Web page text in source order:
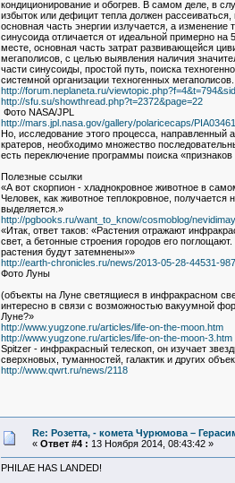
кондиционирование и обогрев. В самом деле, в
избыток или дефицит тепла должен
основная часть энергии излучается, а
синусоида отличается от идеальной примерно
месте, основная часть затрат развивающейся
мегаполисов, с целью выявления наличия
части синусоиды, простой путь, поиска
системной организации техногенных мегаполисов.
http://forum.neplaneta.ru/
http://sfu.su/showthread.php?t=2372&page=22
Фото NASA/JPL
http://mars.jpl.nasa.gov/gallery/polaricecaps/
Но, исследование этого процесса, направленный
кратеров, необходимо множество
есть переключение программы поиска
Полезные ссылки
«А вот скорпион - хладнокровное животное в
Человек, как животное теплокровное,
выделяется.»
http://pgbooks.ru/want_to_know/cosmoblog/
«Итак, ответ таков: «Растения отражают
свет, а бетонные строения городов его
растения будут затемнены»»
http://earth-chronicles.ru/news/2013-05-28-44531-987
Фото Луны
(объекты на Луне светящиеся в инфракрасном
интересно в связи с возможностью вакуумной
Луне?»
http://www.yugzone.ru/articles/life-on-the-moon.htm
http://www.yugzone.ru/articles/life-on-the-moon-3.htm
Spitzer - инфракрасный телескоп, он изучает
сверхновых, туманностей, галактик и других
http://www.qwrt.ru/news/2118
Re: Розетта, - комета Чурюмова –
« Ответ #4 : 13 Ноября 2014, 08:43:42 »
PHILAE HAS LANDED!